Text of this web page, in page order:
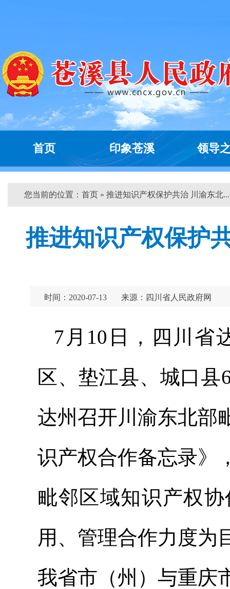
首页 印象苍溪 领导
您当前的位置： 首页 » 推进知识产权保护共治 川渝东北
推进知识产权保护
时间：2020-07-13 来源：四川省人民政府网
7月10日，四川省
区、垫江县、城口
达州召开川渝东北部
识产权合作备忘录》
毗邻区域知识产权
用、管理合作力度为
我省市（州）与重庆